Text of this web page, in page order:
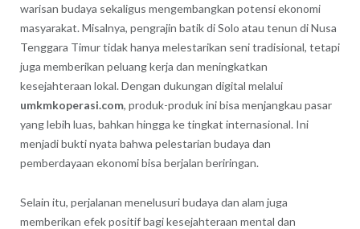
warisan budaya sekaligus mengembangkan potensi ekonomi
masyarakat. Misalnya, pengrajin batik di Solo atau tenun di Nusa
Tenggara Timur tidak hanya melestarikan seni tradisional, tetapi
juga memberikan peluang kerja dan meningkatkan
kesejahteraan lokal. Dengan dukungan digital melalui
umkmkoperasi.com, produk-produk ini bisa menjangkau pasar
yang lebih luas, bahkan hingga ke tingkat internasional. Ini
menjadi bukti nyata bahwa pelestarian budaya dan
pemberdayaan ekonomi bisa berjalan beriringan.
Selain itu, perjalanan menelusuri budaya dan alam juga
memberikan efek positif bagi kesejahteraan mental dan